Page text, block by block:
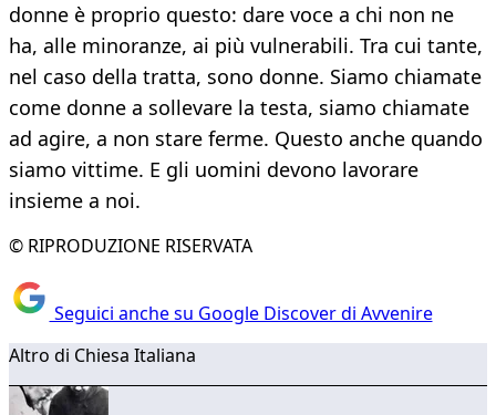
donne è proprio questo: dare voce a chi non ne
ha, alle minoranze, ai più vulnerabili. Tra cui tante,
nel caso della tratta, sono donne. Siamo chiamate
come donne a sollevare la testa, siamo chiamate
ad agire, a non stare ferme. Questo anche quando
siamo vittime. E gli uomini devono lavorare
insieme a noi.
© RIPRODUZIONE RISERVATA
Seguici anche su Google Discover di Avvenire
Altro di Chiesa Italiana